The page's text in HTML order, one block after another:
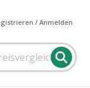
/ Anmelden